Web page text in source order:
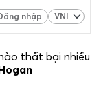
nhập
thất bại nhiều